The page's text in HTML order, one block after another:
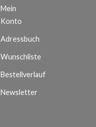
Mein
Konto
Adressbuch
Wunschliste
Bestellverlauf
Newsletter